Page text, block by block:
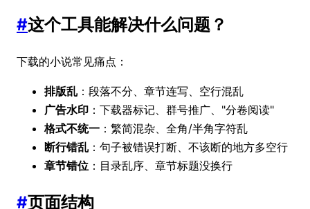
#这个工具能解决什么问题？
下载的小说常见痛点：
排版乱 ：段落不分、章节连写、空行混乱
广告水印 ：下载器标记、群号推广、"分卷阅读"
格式不统一 ：繁简混杂、全角/半角字符乱
断行错乱 ：句子被错误打断、不该断的地方多空行
章节错位 ：目录乱序、章节标题没换行
#页面结构